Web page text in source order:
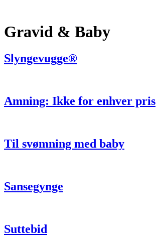
Gravid & Baby
Slyngevugge®
Amning: Ikke for enhver pris
Til svømning med baby
Sansegynge
Suttebid